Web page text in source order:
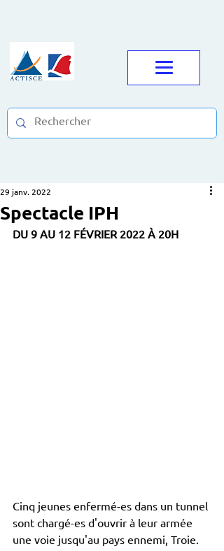
Spectacle IPH
29 janv. 2022
DU 9 AU 12 FÉVRIER 2022 À 20H
Cinq jeunes enfermé-es dans un tunnel
sont chargé-es d'ouvrir à leur armée
une voie jusqu'au pays ennemi, Troie.